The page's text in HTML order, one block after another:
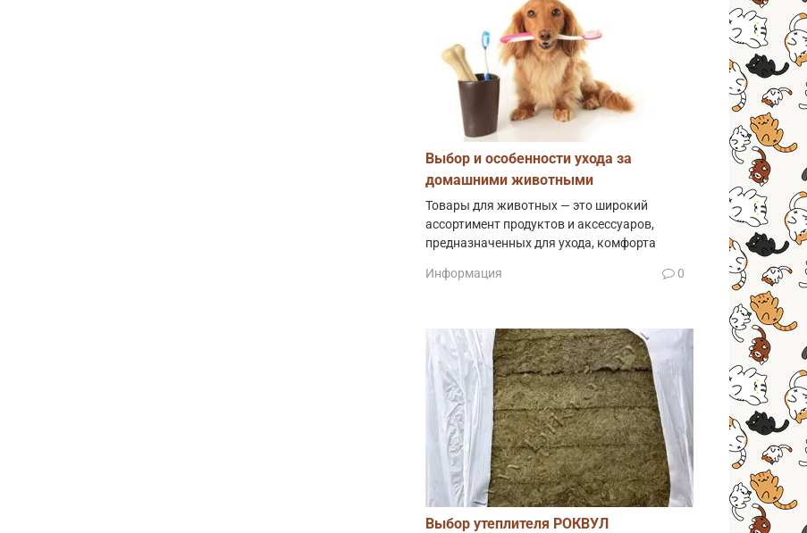
Выбор и особенности ухода за
домашними животными
Товары для животных — это широкий
ассортимент продуктов и аксессуаров,
предназначенных для ухода, комфорта
Информация 0
Выбор утеплителя РОКВУЛ